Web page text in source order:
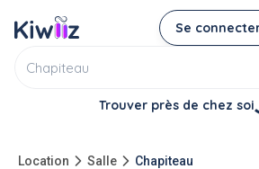
Se
Trouver près de chez soi
Location Salle Chapiteau